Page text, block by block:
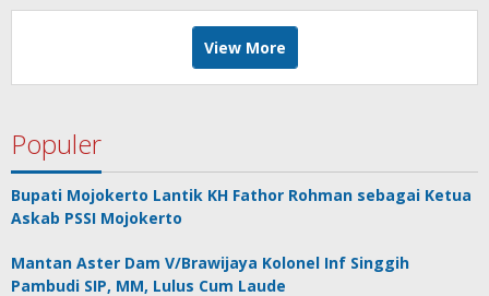
View More
Populer
Bupati Mojokerto Lantik KH Fathor Rohman sebagai Ketua
Askab PSSI Mojokerto
Mantan Aster Dam V/Brawijaya Kolonel Inf Singgih
Pambudi SIP, MM, Lulus Cum Laude